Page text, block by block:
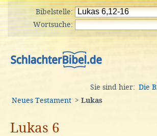
Bibelstelle:
Wortsuche:
Sie sind hier: Die
Neues Testament > Lukas
Lukas 6